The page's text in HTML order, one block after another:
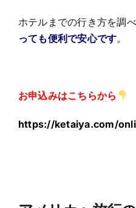
ホテルまでの行き方を調
っても便利で安心です。
お申込みはこちらから
https://ketaiya.com/